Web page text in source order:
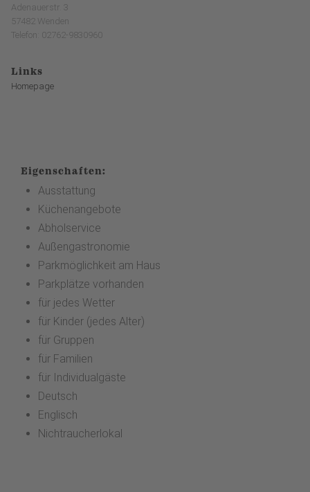
Adenauerstr. 3
57482 Wenden
Telefon: 02762-9830960
Links
Homepage
Eigenschaften:
Ausstattung
Küchenangebote
Abholservice
Außengastronomie
Parkmöglichkeit am Haus
Parkplätze vorhanden
für jedes Wetter
für Kinder (jedes Alter)
für Gruppen
für Familien
für Individualgäste
Deutsch
Englisch
Nichtraucherlokal